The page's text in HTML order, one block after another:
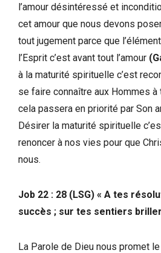
l’amour désintéressé et
cet amour que nous devons
tout jugement parce que
l’Esprit c’est avant tout l’amour
à la maturité spirituelle c’est
se faire connaître aux Hommes
cela passera en priorité par Son
Désirer la maturité spirituelle
renoncer à nos vies pour que
nous.
Job 22 : 28 (LSG) « A tes
succès ; sur tes sentiers
La Parole de Dieu nous promet